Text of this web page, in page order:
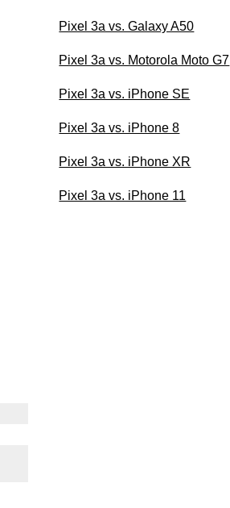
Pixel 3a vs. Galaxy A50
Pixel 3a vs. Motorola Moto G7
Pixel 3a vs. iPhone SE
Pixel 3a vs. iPhone 8
Pixel 3a vs. iPhone XR
Pixel 3a vs. iPhone 11